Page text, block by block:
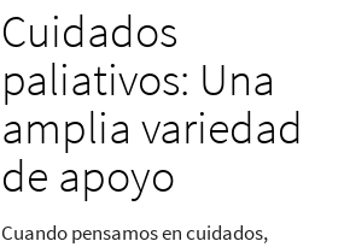
Cuidados
paliativos: Una
amplia variedad
de apoyo
Cuando pensamos en cuidados,